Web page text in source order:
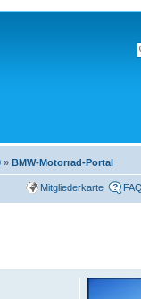
» BMW-Motorrad-Portal
Mitgliederkarte FAQ